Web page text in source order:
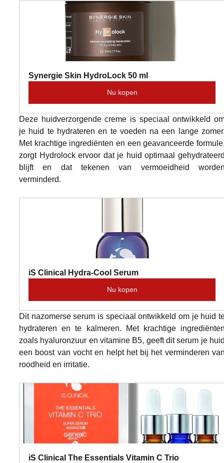
Synergie Skin HydroLock 50 ml
Nu kopen
Deze huidverzorgende creme is speciaal ontwikkeld
je huid te hydrateren en te voeden na een lange
Met krachtige ingrediënten en een geavanceerde
zorgt Hydrolock ervoor dat je huid optimaal
blijft en dat tekenen van vermoeidheid
verminderd.
iS Clinical Hydra-Cool Serum
Nu kopen
Dit nazomerse serum is speciaal ontwikkeld om je huid
hydrateren en te kalmeren. Met krachtige
zoals hyaluronzuur en vitamine B5, geeft dit serum je
een boost van vocht en helpt het bij het verminderen
roodheid en irritatie.
iS Clinical The Essentials Vitamin C Trio